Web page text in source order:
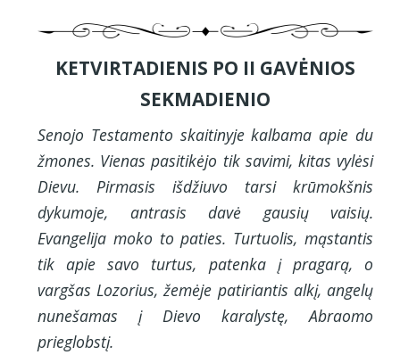
KETVIRTADIENIS PO II GAVĖNIOS
SEKMADIENIO
Senojo Testamento skaitinyje kalbama apie du
žmones. Vienas pasitikėjo tik savimi, kitas vylėsi
Dievu. Pirmasis išdžiuvo tarsi krūmokšnis
dykumoje, antrasis davė gausių vaisių.
Evangelija moko to paties. Turtuolis, mąstantis
tik apie savo turtus, patenka į pragarą, o
vargšas Lozorius, žemėje patiriantis alkį, angelų
nunešamas į Dievo karalystę, Abraomo
prieglobstį.